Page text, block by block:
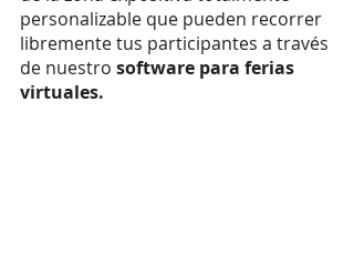
personalizable que pueden recorrer
libremente tus participantes a través
de nuestro software para ferias
virtuales.